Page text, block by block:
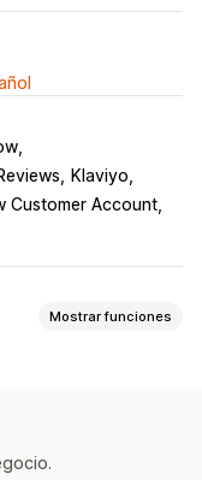
Klaviyo
Customer Account
Mostrar funciones